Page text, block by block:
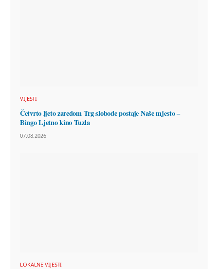
VIJESTI
Četvrto ljeto zaredom Trg slobode postaje Naše mjesto –
Bingo Ljetno kino Tuzla
07.08.2026
LOKALNE VIJESTI